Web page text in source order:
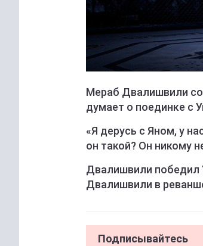
Мераб Двалишвили
думает о поединке с
«Я дерусь с Яном, у
он такой? Он никому
Двалишвили победил
Двалишвили в
Подписывайтесь